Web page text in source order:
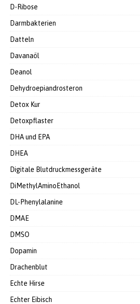
D-Ribose
Darmbakterien
Datteln
Davanaöl
Deanol
Dehydroepiandrosteron
Detox Kur
Detoxpflaster
DHA und EPA
DHEA
Digitale Blutdruckmessgeräte
DiMethylAminoEthanol
DL-Phenylalanine
DMAE
DMSO
Dopamin
Drachenblut
Echte Hirse
Echter Eibisch